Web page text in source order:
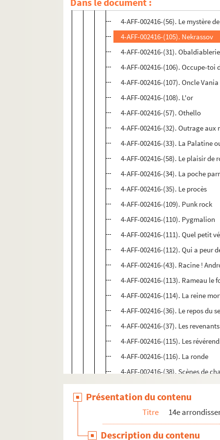
4-AFF-002416-(104). Monsieur
4-AFF-002416-(56). Le mystère
4-AFF-002416-(105). Nekrassov
4-AFF-002416-(31).
4-AFF-002416-(106). Occupe-toi
4-AFF-002416-(107). Oncle Vania
4-AFF-002416-(108). L'or
4-AFF-002416-(57). Othello
4-AFF-002416-(32). Outrage
4-AFF-002416-(33). La Palatine
4-AFF-002416-(58). Le plaisir de
4-AFF-002416-(34). La poche
4-AFF-002416-(35). Le procès
4-AFF-002416-(109). Punk rock
4-AFF-002416-(110). Pygmalion
4-AFF-002416-(111). Quel petit
4-AFF-002416-(112). Qui a peur
4-AFF-002416-(43). Racine !
4-AFF-002416-(113). Rameau le
4-AFF-002416-(114). La reine
4-AFF-002416-(36). Le repos du
4-AFF-002416-(37). Les revenants
4-AFF-002416-(115). Les
4-AFF-002416-(116). La ronde
4-AFF-002416-(38). Scènes de
4-AFF-002416-(118). Les
4-AFF-002416-(119). Un songe
4-AFF-002416-(120). Des souris
Présentation du contenu
Titre 14e
Description du contenu